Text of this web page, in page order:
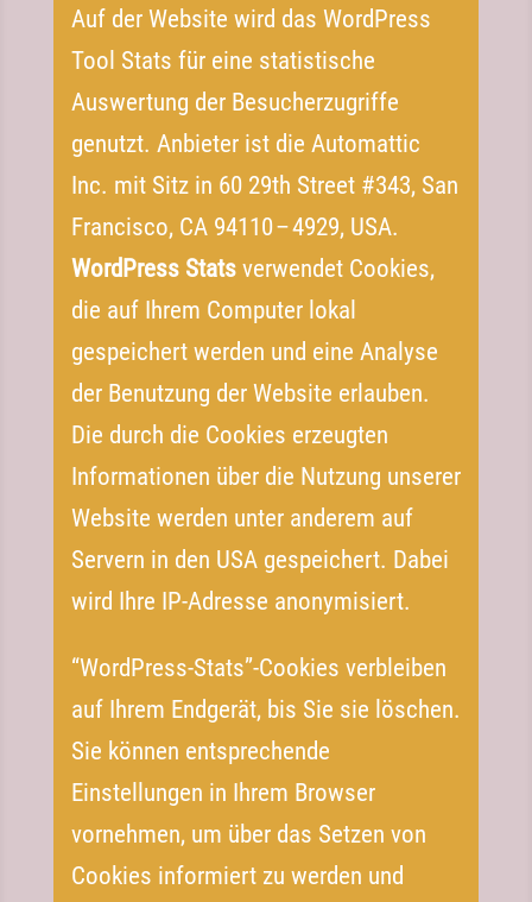
Auf der Website wird das WordPress
Tool Stats für eine statistische
Auswertung der Besucherzugriffe
genutzt. Anbieter ist die Automattic
Inc. mit Sitz in 60 29th Street #343, San
Francisco, CA 94110 – 4929, USA.
WordPress Statsverwendet Cookies,
die auf Ihrem Computer lokal
gespeichert werden und eine Analyse
der Benutzung der Website erlauben.
Die durch die Cookies erzeugten
Informationen über die Nutzung unserer
Website werden unter anderem auf
Servern in den USA gespeichert. Dabei
wird Ihre IP-​Adresse anonymisiert.
“WordPress-Stats”-Cookies verbleiben
auf Ihrem Endgerät, bis Sie sie löschen.
Sie können entsprechende
Einstellungen in Ihrem Browser
vornehmen, um über das Setzen von
Cookies informiert zu werden und